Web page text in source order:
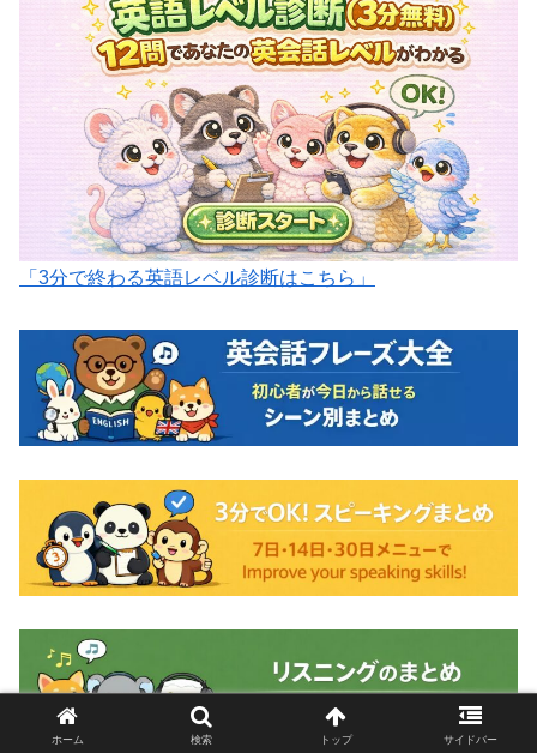
「3分で終わる英語レベル診断はこちら」
ホーム 検索 トップ サイドバー